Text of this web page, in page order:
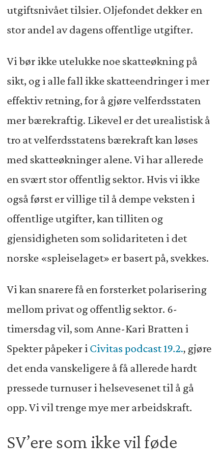
utgiftsnivået tilsier. Oljefondet dekker en
stor andel av dagens offentlige utgifter.
Vi bør ikke utelukke noe skatteøkning på
sikt, og i alle fall ikke skatteendringer i mer
effektiv retning, for å gjøre velferdsstaten
mer bærekraftig. Likevel er det urealistisk å
tro at velferdsstatens bærekraft kan løses
med skatteøkninger alene. Vi har allerede
en svært stor offentlig sektor. Hvis vi ikke
også først er villige til å dempe veksten i
offentlige utgifter, kan tilliten og
gjensidigheten som solidariteten i det
norske «spleiselaget» er basert på, svekkes.
Vi kan snarere få en forsterket polarisering
mellom privat og offentlig sektor. 6-
timersdag vil, som Anne-Kari Bratten i
Spekter påpeker i Civitas podcast 19.2., gjøre
det enda vanskeligere å få allerede hardt
pressede turnuser i helsevesenet til å gå
opp. Vi vil trenge mye mer arbeidskraft.
SV’ere som ikke vil føde